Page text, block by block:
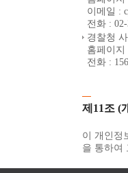
이메일 :
전화 :
경찰청
홈페이지
전화 :
제11조 (
이 개인정
을 통하여